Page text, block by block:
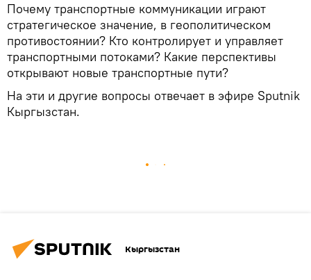
Почему транспортные коммуникации играют
стратегическое значение, в геополитическом
противостоянии? Кто контролирует и управляет
транспортными потоками? Какие перспективы
открывают новые транспортные пути?
На эти и другие вопросы отвечает в эфире Sputnik
Кыргызстан.
Кыргызстан